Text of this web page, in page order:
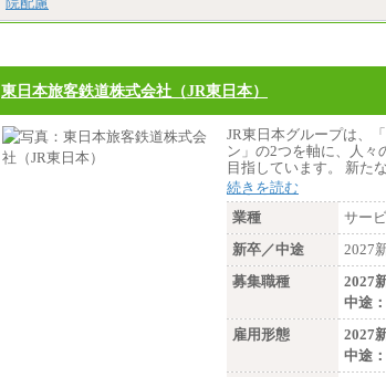
※詳細
■(株
総合
みな
みな
※超
残業
※超
時間
■（
ベル
総合
訪日
間調
※詳細
さい。
東日本旅客鉄道株式会社（JR東日本）
JR東日本グループは、
ン」の2つを軸に、人々
目指しています。 新た
続きを読む
業種
サー
新卒／中途
2027
募集職種
2027
中途：
雇用形態
2027
中途：